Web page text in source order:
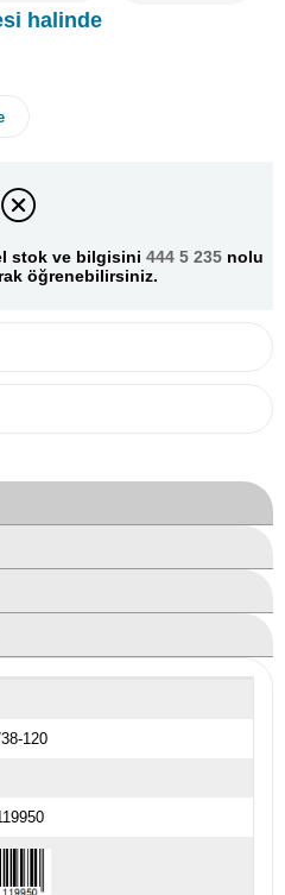
halinde
stok ve bilgisini 444 5 235 nolu
öğrenebilirsiniz.
120